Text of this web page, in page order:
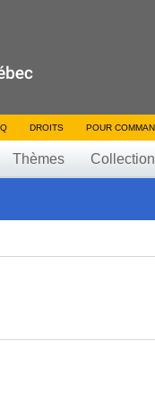
DROITS POUR
Thèmes